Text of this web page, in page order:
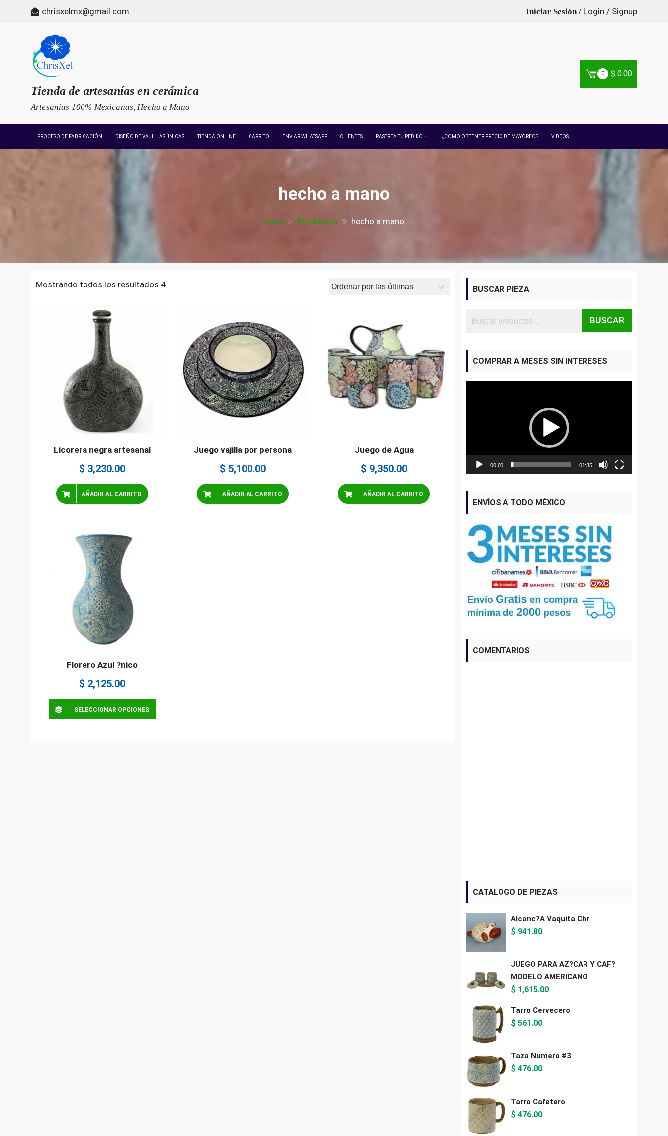
chrisxelmx@gmail.com Login / Signup
Tienda de artesanías en cerámica
Artesanías 100% Mexicanas, Hecho a Mano
0 $ 0.00
PROCESO DE FABRICACIÓN DISEÑO DE VAJILLAS ÚNICAS TIENDA ONLINE CARRITO ENVIAR WHATSAPP CLIENTES RASTREA TU PEDIDO ¿COMO OBTENER PRECIO DE MAYOREO? VIDEOS
hecho a mano
Home Productos hecho a mano
Mostrando todos los resultados 4
Licorera negra artesanal
$ 3,230.00
AÑADIR AL CARRITO
Juego vajilla por persona
$ 5,100.00
AÑADIR AL CARRITO
Juego de Agua
$ 9,350.00
AÑADIR AL CARRITO
Florero Azul ?nico
$ 2,125.00
SELECCIONAR OPCIONES
BUSCAR PIEZA
BUSCAR
COMPRAR A MESES SIN INTERESES
00:00 01:35
ENVÍOS A TODO MÉXICO
COMENTARIOS
CATALOGO DE PIEZAS
Alcanc?a Vaquita Chr
$ 941.80
JUEGO PARA AZ?CAR Y CAF?
MODELO AMERICANO
$ 1,615.00
Tarro Cervecero
$ 561.00
Taza Numero #3
$ 476.00
Tarro Cafetero
$ 476.00